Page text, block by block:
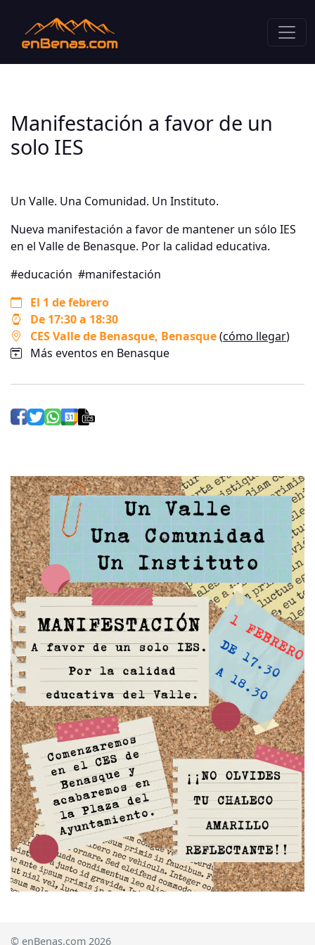
Manifestación a favor de un
solo IES
Un Valle. Una Comunidad. Un Instituto.
Nueva manifestación a favor de mantener un sólo IES
en el Valle de Benasque. Por la calidad educativa.
#educación #manifestación
El 1 de febrero
De 17:30 a 18:30
CES Valle de Benasque, Benasque(cómo llegar)
Más eventos en Benasque
© enBenas.com 2026